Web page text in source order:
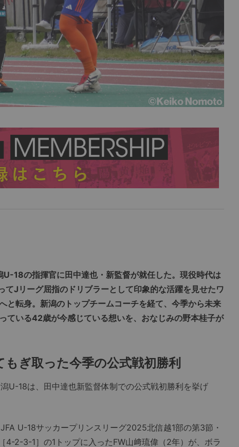
18の指揮官に田中達也・新監督が就任した。現役時代は
Jリーグ屈指のドリブラーとして印象的な活躍を見せたワ
と転身。新潟のトップチームコーチを経て、今季から未来
ている42歳が今感じている想いを、おなじみの野本桂子が
ぎ取った今季の公式戦初勝利
U-18は、田中達也新監督体制での公式戦初勝利を挙げ
U-18サッカープリンスリーグ2025北信越1部の第3節・
4-2-3-1］の1トップに入ったFW山﨑琉偉（2年）が、ボラ